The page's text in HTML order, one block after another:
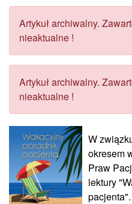
Artykuł archiwalny.
nieaktualne !
Artykuł archiwalny.
nieaktualne !
W
okresem
Praw
lektury
pacjenta".